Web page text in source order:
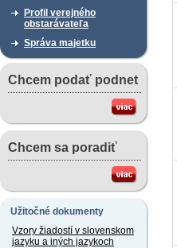
Profil verejného
obstarávateľa
Správa majetku
Chcem podať podnet
Chcem sa poradiť
Užitočné dokumenty
Vzory žiadostí v slovenskom
jazyku a iných jazykoch